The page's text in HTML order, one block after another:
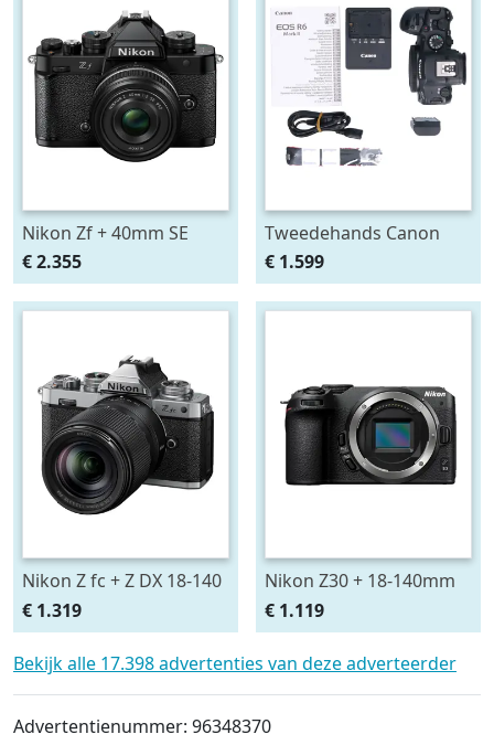
Nikon Zf + 40mm SE
€ 2.355
Tweedehands Canon
EOS R6 Mark II Body
CM7124
€ 1.599
Nikon Z fc + Z DX 18-140
VR
€ 1.319
Nikon Z30 + 18-140mm
€ 1.119
Bekijk alle 17.398 advertenties van deze adverteerder
Advertentienummer: 96348370